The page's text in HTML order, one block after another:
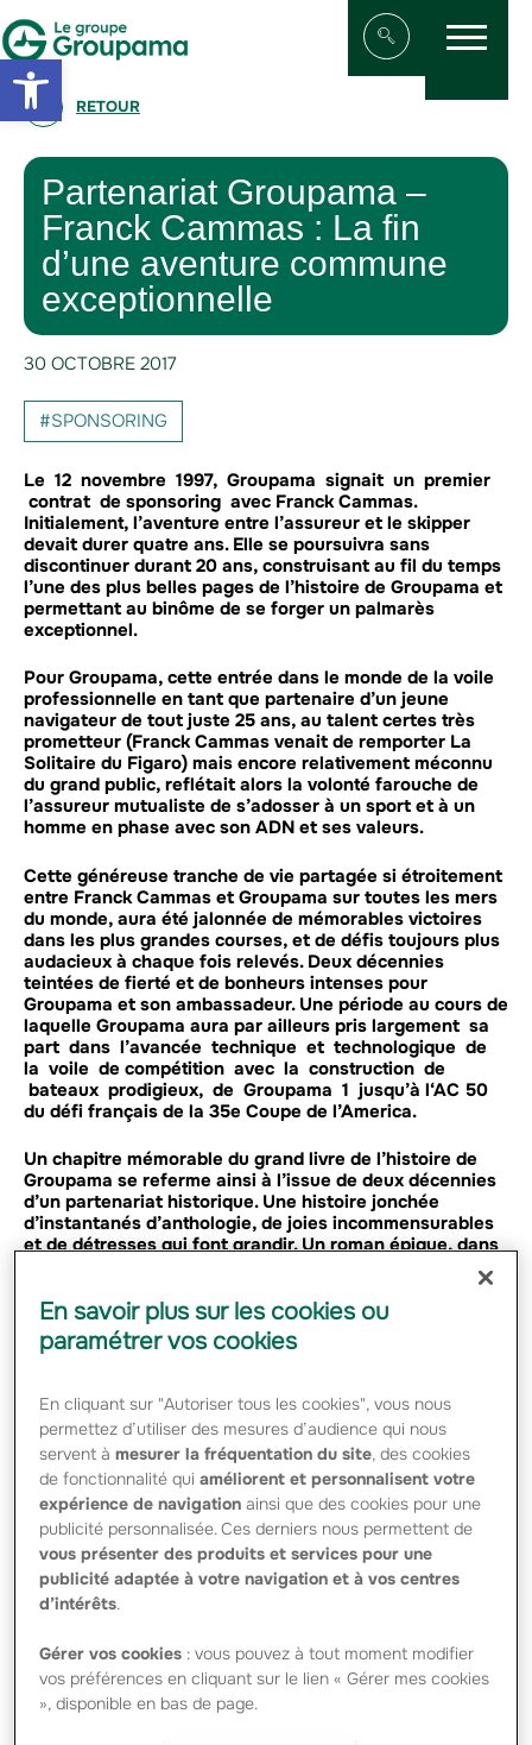
Open toolbar
Aller au contenu
Afficher/
Menu
RETOUR
Partenariat Groupama –
Franck Cammas : La fin
d’une aventure commune
exceptionnelle
30 OCTOBRE 2017
#SPONSORING
Le 12 novembre 1997, Groupama signait un premier
contrat de sponsoring avec Franck Cammas.
Initialement, l’aventure entre l’assureur et le skipper
devait durer quatre ans. Elle se poursuivra sans
discontinuer durant 20 ans, construisant au fil du temps
l’une des plus belles pages de l’histoire de Groupama et
permettant au binôme de se forger un palmarès
exceptionnel.
Pour Groupama, cette entrée dans le monde de la voile
professionnelle en tant que partenaire d’un jeune
navigateur de tout juste 25 ans, au talent certes très
prometteur (Franck Cammas venait de remporter La
Solitaire du Figaro) mais encore relativement méconnu
du grand public, reflétait alors la volonté farouche de
l’assureur mutualiste de s’adosser à un sport et à un
homme en phase avec son ADN et ses valeurs.
Cette généreuse tranche de vie partagée si étroitement
entre Franck Cammas et Groupama sur toutes les mers
du monde, aura été jalonnée de mémorables victoires
dans les plus grandes courses, et de défis toujours plus
audacieux à chaque fois relevés. Deux décennies
teintées de fierté et de bonheurs intenses pour
Groupama et son ambassadeur. Une période au cours de
laquelle Groupama aura par ailleurs pris largement sa
part dans l’avancée technique et technologique de
la voile de compétition avec la construction de
bateaux prodigieux, de Groupama 1 jusqu’à l‘AC 50
du défi français de la 35e Coupe de l’America.
Un chapitre mémorable du grand livre de l’histoire de
Groupama se referme ainsi à l’issue de deux décennies
d’un partenariat historique. Une histoire jonchée
d’instantanés d’anthologie, de joies incommensurables
et de détresses qui font grandir. Un roman épique, dans
Groupama et Franck Cammas arrivent, avec fierté et
émotion, au terme de leur aventure commune…
DONNER ET RECEVOIR
En août 1998, soit dix mois à peine après la signature du
partenariat entre le skipper et Groupama, le binôme
s’illustrera en mer sur le trimaran Groupama 1 avec lequel
Franck Cammas terminera deuxième dès son premier
Grand Prix à la Trinité-sur-Mer, puis troisième de La Route
du Rhum. Le ton était donné.
L’année suivante, Le petit Mozart de la voile disputera six
cinq reprises sur le podium, dont une deuxième place
remarquable lors de la Transat Jacques Vabre avec Steve
Ravussin. En 2001, ce bateau passera la bagatelle de onze
mille heures en chantier pour le rendre encore plus
En savoir plus sur les cookies ou
paramétrer vos cookies
En cliquant sur "Autoriser tous les cookies", vous nous
permettez d’utiliser des mesures d’audience qui nous
servent àmesurer la fréquentation du site, des cookies
de fonctionnalité quiaméliorent et personnalisent votre
expérience de navigation ainsi que des cookies pour une
publicité personnalisée. Ces derniers nous permettent de
vous présenter des produits et services pour une
publicité adaptée à votre navigation et à vos centres
d’intérêts.
Gérer vos cookies : vous pouvez à tout moment modifier
vos préférences en cliquant sur le lien « Gérer mes cookies
», disponible en bas de page.